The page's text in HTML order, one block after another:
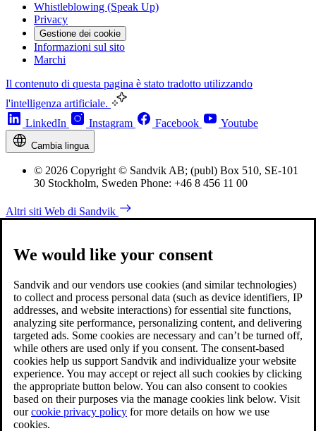
Whistleblowing (Speak Up)
Privacy
Gestione dei cookie
Informazioni sul sito
Marchi
Il contenuto di questa pagina è stato tradotto utilizzando
l'intelligenza artificiale.
LinkedIn
Instagram Facebook Youtube
Cambia lingua
© 2026 Copyright © Sandvik AB; (publ) Box 510, SE-101
30 Stockholm, Sweden Phone: +46 8 456 11 00
Altri siti Web di Sandvik
We would like your consent
Sandvik and our vendors use cookies (and similar technologies)
to collect and process personal data (such as device identifiers, IP
addresses, and website interactions) for essential site functions,
analyzing site performance, personalizing content, and delivering
targeted ads. Some cookies are necessary and can’t be turned off,
while others are used only if you consent. The consent-based
cookies help us support Sandvik and individualize your website
experience. You may accept or reject all such cookies by clicking
the appropriate button below. You can also consent to cookies
based on their purposes via the manage cookies link below. Visit
ourcookie privacy policy for more details on how we use
cookies.